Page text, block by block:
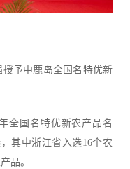
予中鹿岛全国名特优新
全国名特优新农产品名
其中浙江省入选16个农
品。